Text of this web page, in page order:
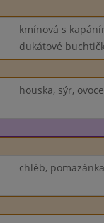
kmínová s
dukátové
houska, sýr,
chléb,